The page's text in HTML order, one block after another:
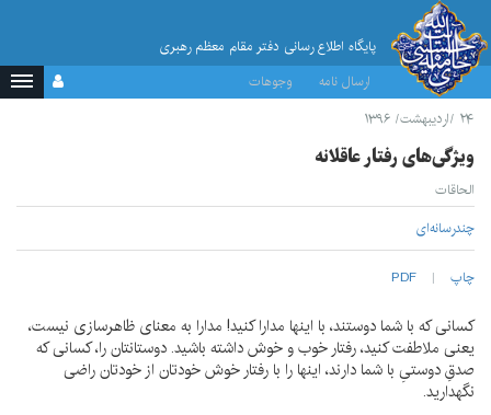
پایگاه اطلاع رسانی دفتر مقام معظم رهبری
ارسال نامه
وجوهات
۲۴ /اردیبهشت/ ۱۳۹۶
ویژگی‌های رفتار عاقلانه
الحاقات
چندرسانه‌ای
چاپ PDF
کسانی که با شما دوستند، با اینها مدارا کنید! مدارا به معنای ظاهرسازی نیست،
یعنی ملاطفت کنید، رفتار خوب و خوش داشته باشید. دوستانتان را، کسانی که
صدقِ دوستیِ با شما دارند، اینها را با رفتار خوش خودتان از خودتان راضی
نگهدارید.